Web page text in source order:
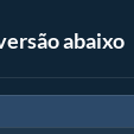
abaixo